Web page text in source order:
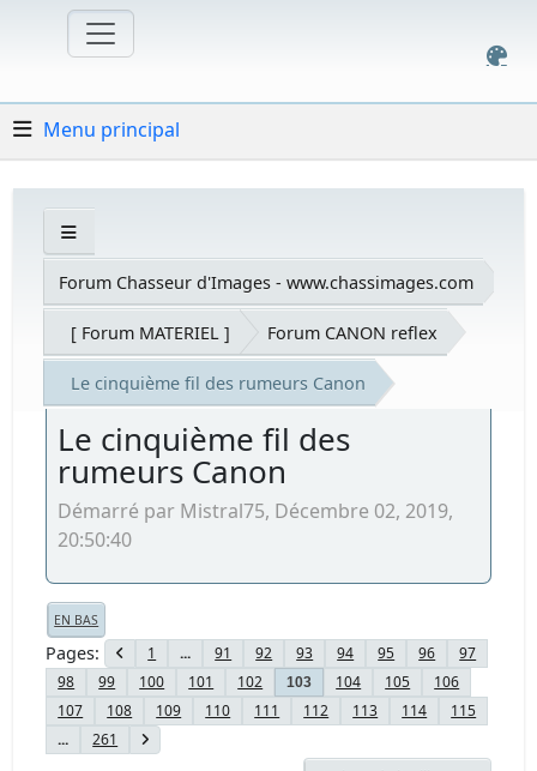
Menu principal
Forum Chasseur d'Images - www.chassimages.com
[ Forum MATERIEL ] Forum CANON reflex
Le cinquième fil des rumeurs Canon
Le cinquième fil des
rumeurs Canon
Démarré par Mistral75, Décembre 02, 2019,
20:50:40
EN BAS
Pages 1 ... 91 92 93 94 95 96
97
98
99 100 101 102 103 104 105
106
107
108 109 110 111 112 113 114
115
...
261